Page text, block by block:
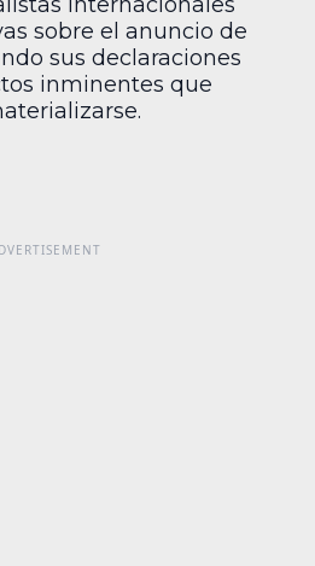
sobre el anuncio de
sus declaraciones
inminentes que